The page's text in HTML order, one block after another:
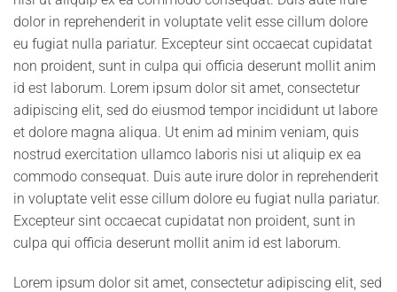
dolor in reprehenderit in voluptate velit esse cillum dolore
eu fugiat nulla pariatur. Excepteur sint occaecat cupidatat
non proident, sunt in culpa qui officia deserunt mollit anim
id est laborum. Lorem ipsum dolor sit amet, consectetur
adipiscing elit, sed do eiusmod tempor incididunt ut labore
et dolore magna aliqua. Ut enim ad minim veniam, quis
nostrud exercitation ullamco laboris nisi ut aliquip ex ea
commodo consequat. Duis aute irure dolor in reprehenderit
in voluptate velit esse cillum dolore eu fugiat nulla pariatur.
Excepteur sint occaecat cupidatat non proident, sunt in
culpa qui officia deserunt mollit anim id est laborum.
Lorem ipsum dolor sit amet, consectetur adipiscing elit, sed